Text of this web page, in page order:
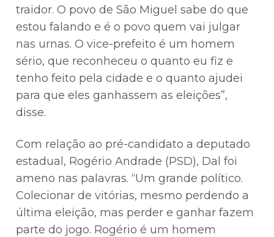
traidor. O povo de São Miguel sabe do que
estou falando e é o povo quem vai julgar
nas urnas. O vice-prefeito é um homem
sério, que reconheceu o quanto eu fiz e
tenho feito pela cidade e o quanto ajudei
para que eles ganhassem as eleições”,
disse.
Com relação ao pré-candidato a deputado
estadual, Rogério Andrade (PSD), Dal foi
ameno nas palavras. “Um grande político.
Colecionar de vitórias, mesmo perdendo a
última eleição, mas perder e ganhar fazem
parte do jogo. Rogério é um homem